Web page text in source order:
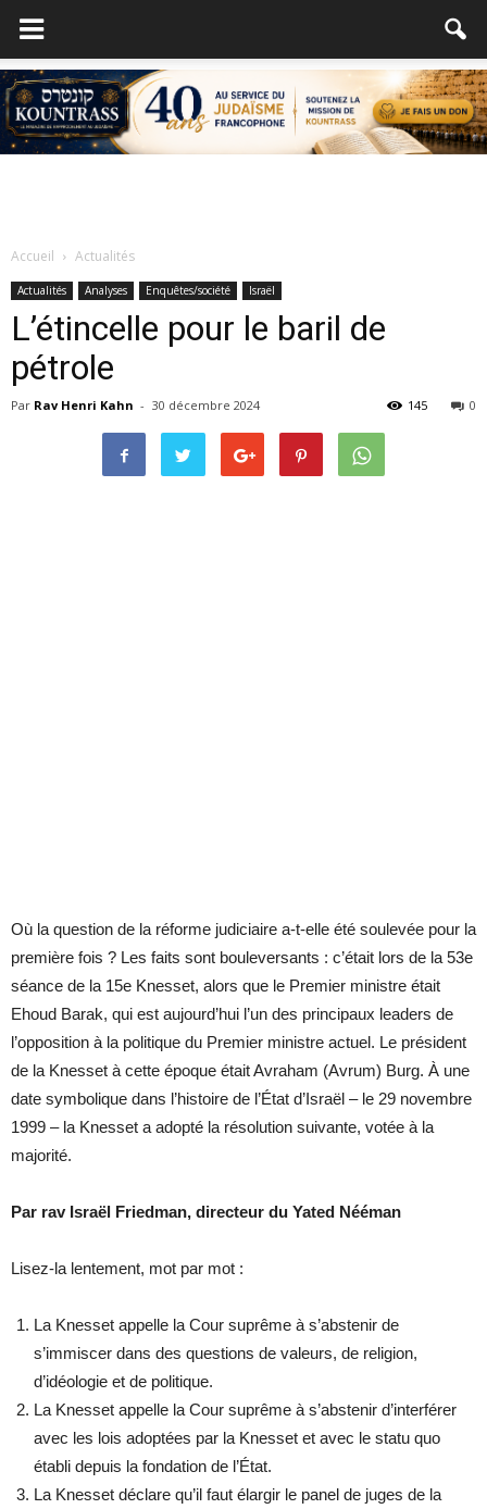
Accueil Actualités
Actualités Analyses Enquêtes/société Israël
L’étincelle pour le baril de
pétrole
Par Rav Henri Kahn - 30 décembre 2024 0
145
Où la question de la réforme judiciaire a-t-elle été soulevée pour la
première fois ? Les faits sont bouleversants : c’était lors de la 53e
séance de la 15e Knesset, alors que le Premier ministre était
Ehoud Barak, qui est aujourd’hui l’un des principaux leaders de
l’opposition à la politique du Premier ministre actuel. Le président
de la Knesset à cette époque était Avraham (Avrum) Burg. À une
date symbolique dans l’histoire de l’État d’Israël – le 29 novembre
1999 – la Knesset a adopté la résolution suivante, votée à la
majorité.
Par rav Israël Friedman, directeur du Yated Nééman
Lisez-la lentement, mot par mot :
La Knesset appelle la Cour suprême à s’abstenir de
s’immiscer dans des questions de valeurs, de religion,
d’idéologie et de politique.
La Knesset appelle la Cour suprême à s’abstenir d’interférer
avec les lois adoptées par la Knesset et avec le statu quo
établi depuis la fondation de l’État.
La Knesset déclare qu’il faut élargir le panel de juges de la